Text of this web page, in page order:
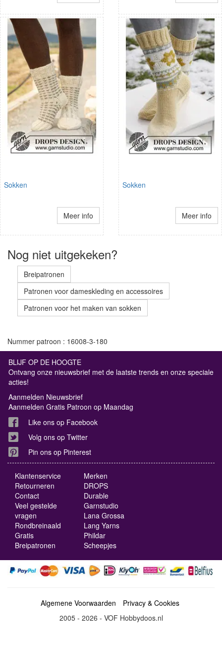
Sokken
Meer info
Sokken
Meer info
Nog niet uitgekeken?
Breipatronen
Patronen voor dameskleding en accessoires
Patronen voor het maken van sokken
Nummer patroon : 16008-3-180
BLIJF OP DE HOOGTE
Ontvang onze nieuwsbrief met de laatste trends en onze speciale
acties!
Aanmelden Nieuwsbrief
Aanmelden Gratis Patroon op Maandag
Like ons op Facebook
Volg ons op Twitter
Pin ons op Pinterest
Klantenservice
Retourneren
Contact
Veel gestelde
vragen
Rondbreinaald
Gratis
Breipatronen
Merken
DROPS
Durable
Garnstudio
Lana Grossa
Lang Yarns
Phildar
Scheepjes
Algemene Voorwaarden
Privacy & Cookies
2005 - 2026 - VOF Hobbydoos.nl